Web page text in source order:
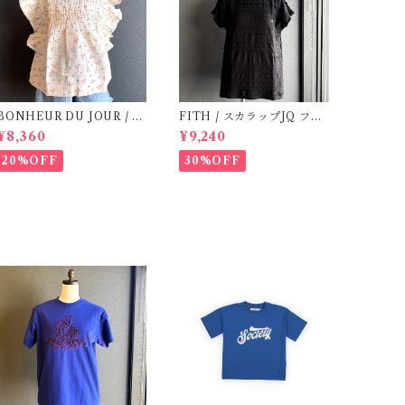
DU JOUR / T
BlOUSE (Rose
20%OFF
FITH / スカラップJQ フレ
ンチスリーブTシャツ (Blac
k) / Size 1・2
¥9,240
30%OFF